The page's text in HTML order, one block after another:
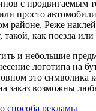
с продвигаемым
просто
районе. Реже
как поезда или
и небольшие
логотипа на
это символика
заказ возможны
способа рекламы